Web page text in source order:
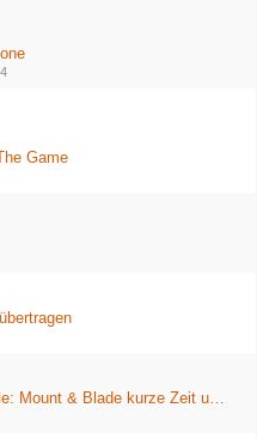
Game
GoG.com verschenkt weiter Spiele: Mount & Blade kurze Zeit umsonst